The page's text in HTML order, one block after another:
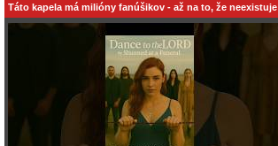
Táto kapela má milióny fanúšikov - až na to, že neexistuje